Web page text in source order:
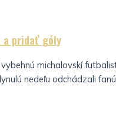
a pridať góly
michalovskí
nedeľu odchádzali